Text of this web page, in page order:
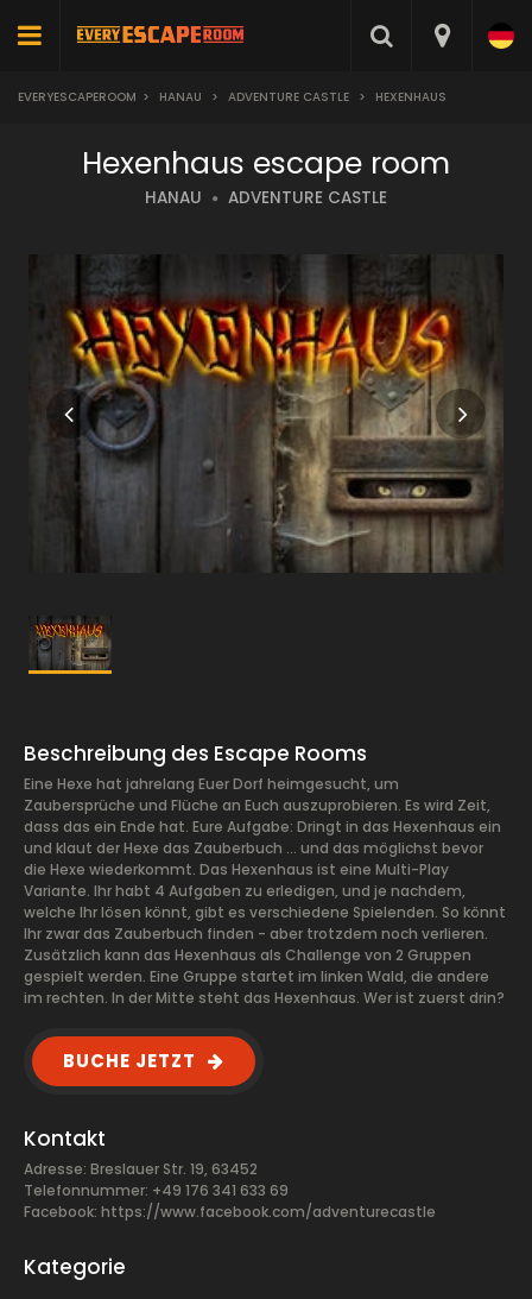
EVERYESCAPEROOM > HANAU > ADVENTURE CASTLE > HEXENHAUS
Hexenhaus escape room
HANAU ADVENTURE CASTLE
Beschreibung des Escape Rooms
Eine Hexe hat jahrelang Euer Dorf heimgesucht, um
Zaubersprüche und Flüche an Euch auszuprobieren. Es wird Zeit,
dass das ein Ende hat. Eure Aufgabe: Dringt in das Hexenhaus ein
und klaut der Hexe das Zauberbuch ... und das möglichst bevor
die Hexe wiederkommt. Das Hexenhaus ist eine Multi-Play
Variante. Ihr habt 4 Aufgaben zu erledigen, und je nachdem,
welche Ihr lösen könnt, gibt es verschiedene Spielenden. So könnt
Ihr zwar das Zauberbuch finden - aber trotzdem noch verlieren.
Zusätzlich kann das Hexenhaus als Challenge von 2 Gruppen
gespielt werden. Eine Gruppe startet im linken Wald, die andere
im rechten. In der Mitte steht das Hexenhaus. Wer ist zuerst drin?
BUCHE JETZT
Kontakt
Adresse: Breslauer Str. 19, 63452
Telefonnummer: +49 176 341 633 69
Facebook: https://www.facebook.com/adventurecastle
Kategorie